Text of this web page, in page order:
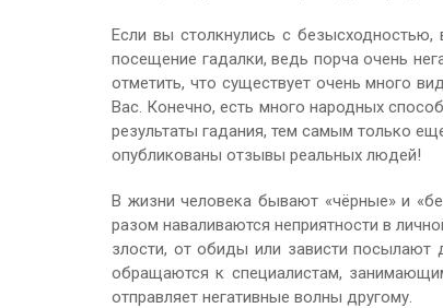
Если вы столкнулись с
посещение гадалки, ведь порча очень
отметить, что существует очень много
Вас. Конечно, есть много народных
результаты гадания, тем самым только
опубликованы отзывы реальных людей!
В жизни человека бывают «чёрные» и
разом наваливаются неприятности в
злости, от обиды или зависти посылают
обращаются к специалистам,
отправляет негативные волны другому.